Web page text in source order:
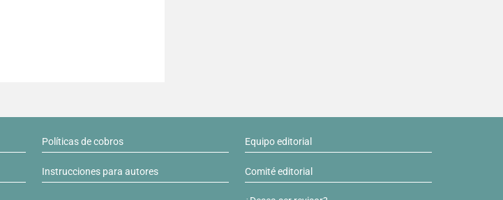
Políticas de cobros
Instrucciones para autores
Equipo editorial
Comité editorial